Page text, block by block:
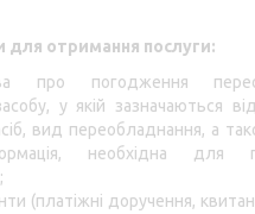
для отримання послуги:
про погодження
у якій зазначаються
вид переобладнання, а
необхідна для
(платіжні доручення,